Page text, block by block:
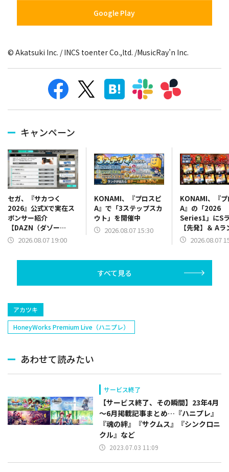
Google Play
© Akatsuki Inc. / INCS toenter Co.,ltd. /MusicRay’n Inc.
キャンペーン
セガ、『サカつく
2026』公式Xで実在ス
ポンサー紹介
【DAZN（ダゾー
ン）】篇をポスト
2026.08.07 19:00
KONAMI、『プロスピ
A』で「3ステップスカ
ウト」を開催中
2026.08.07 15:30
KONAMI、『
A』の「2026
Series1」にS
【先発】＆ Aラ
【野手】新登
塁手)、持丸泰
捕手)など
2026.08.07
すべて見る
アカツキ
HoneyWorks Premium Live（ハニプレ）
あわせて読みたい
サービス終了
【サービス終了、その瞬間】23年4月
～6月掲載記事まとめ…『ハニプレ』
『魂の絆』『サクムス』『シンクロニ
クル』など
2023.07.03 11:09